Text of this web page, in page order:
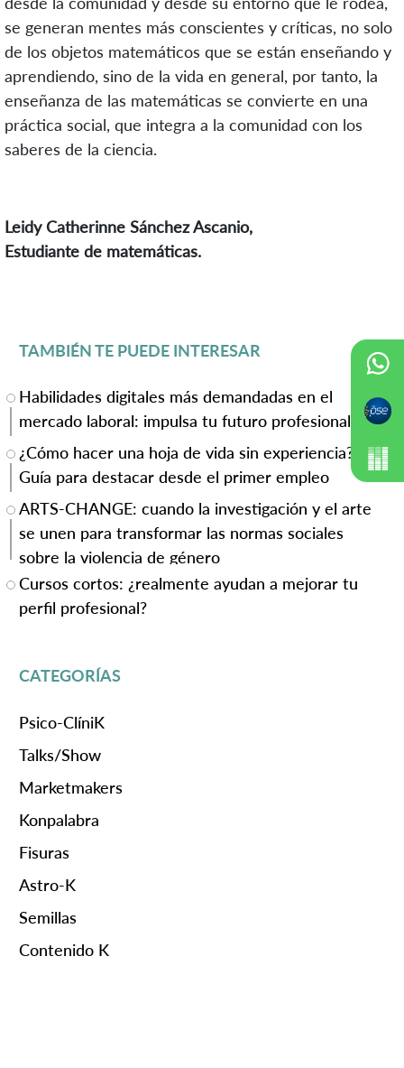
se generan mentes más conscientes y críticas, no solo
de los objetos matemáticos que se están enseñando y
aprendiendo, sino de la vida en general, por tanto, la
enseñanza de las matemáticas se convierte en una
práctica social, que integra a la comunidad con los
saberes de la ciencia.
Leidy Catherinne Sánchez Ascanio,
Estudiante de matemáticas.
TAMBIÉN TE PUEDE INTERESAR
Habilidades digitales más demandadas en el
mercado laboral: impulsa tu futuro profesional
¿Cómo hacer una hoja de vida sin experiencia?
Guía para destacar desde el primer empleo
ARTS-CHANGE: cuando la investigación y el arte
se unen para transformar las normas sociales
sobre la violencia de género
Cursos cortos: ¿realmente ayudan a mejorar tu
perfil profesional?
CATEGORÍAS
Psico-ClíniK
Talks/Show
Marketmakers
Konpalabra
Fisuras
Astro-K
Semillas
Contenido K